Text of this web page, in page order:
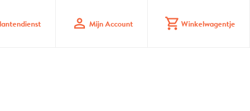
profile Mijn Account shopping_cart Winkelwagentje